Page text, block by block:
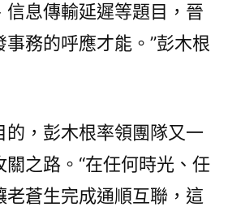
信息傳輸延遲等題目，晉
務的呼應才能。”彭木根
的，彭木根率領團隊又一
關之路。“在任何時光、任
老蒼生完成通順互聯，這